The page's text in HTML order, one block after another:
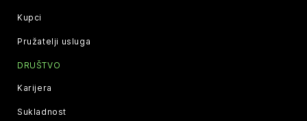
Kupci
Pružatelji usluga
DRUŠTVO
Karijera
Sukladnost